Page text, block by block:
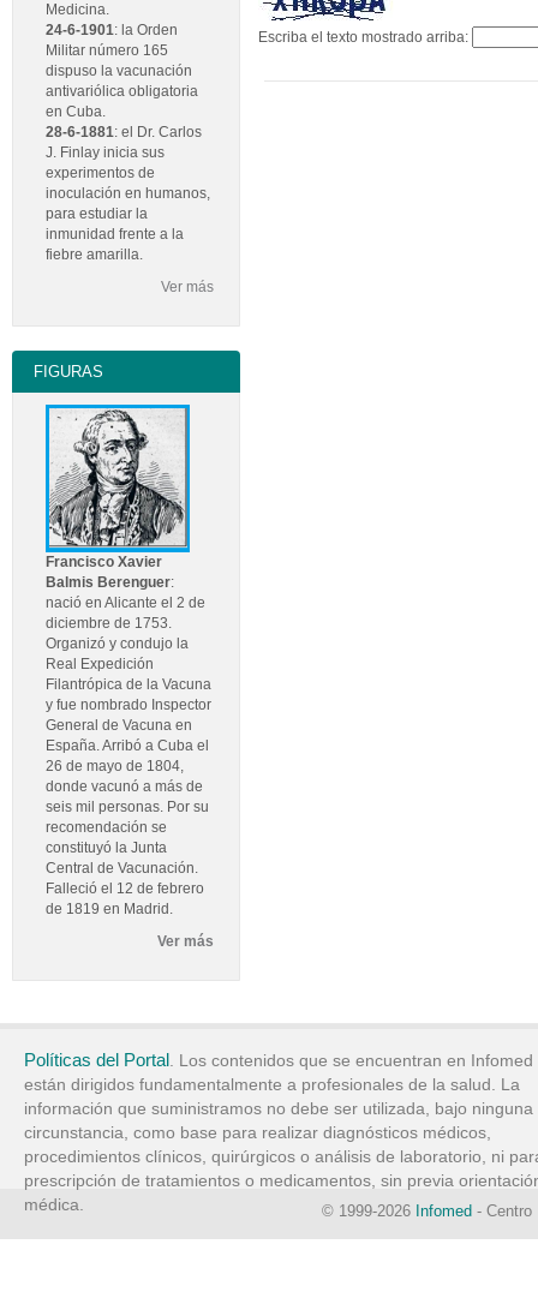
Escriba el texto mostrado arriba:
Medicina.
24-6-1901: la Orden
Militar número 165
dispuso la vacunación
antivariólica obligatoria
en Cuba.
28-6-1881: el Dr. Carlos
J. Finlay inicia sus
experimentos de
inoculación en humanos,
para estudiar la
inmunidad frente a la
fiebre amarilla.
Ver más
FIGURAS
Francisco Xavier
Balmis Berenguer:
nació en Alicante el 2 de
diciembre de 1753.
Organizó y condujo la
Real Expedición
Filantrópica de la Vacuna
y fue nombrado Inspector
General de Vacuna en
España. Arribó a Cuba el
26 de mayo de 1804,
donde vacunó a más de
seis mil personas. Por su
recomendación se
constituyó la Junta
Central de Vacunación.
Falleció el 12 de febrero
de 1819 en Madrid.
Ver más
Políticas del Portal. Los contenidos que se encuentran en Infomed
están dirigidos fundamentalmente a profesionales de la salud. La
información que suministramos no debe ser utilizada, bajo ninguna
circunstancia, como base para realizar diagnósticos médicos,
procedimientos clínicos, quirúrgicos o análisis de laboratorio, ni
prescripción de tratamientos o medicamentos, sin previa
médica.
© 1999-2026 Infomed - Centro